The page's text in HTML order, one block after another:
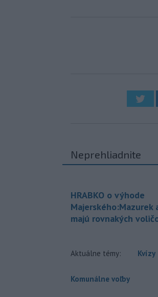
Neprehliadnite
HRABKO o výhode
Majerského:Mazurek
majú rovnakých
Aktuálne témy: Kvízy
Komunálne voľby